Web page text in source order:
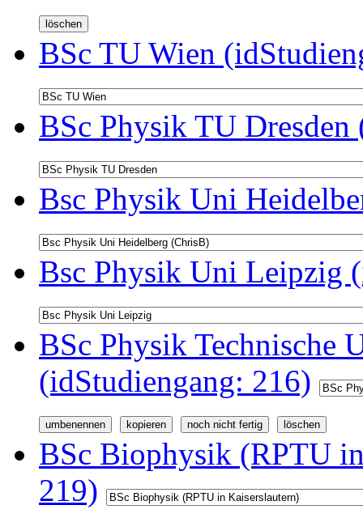
BSc TU Wien
BSc Physik TU
Bsc Physik Uni
Bsc Physik Uni Leipzig
BSc Physik Technische
(idStudiengang: 216)
BSc Biophysik (RPTU
219)